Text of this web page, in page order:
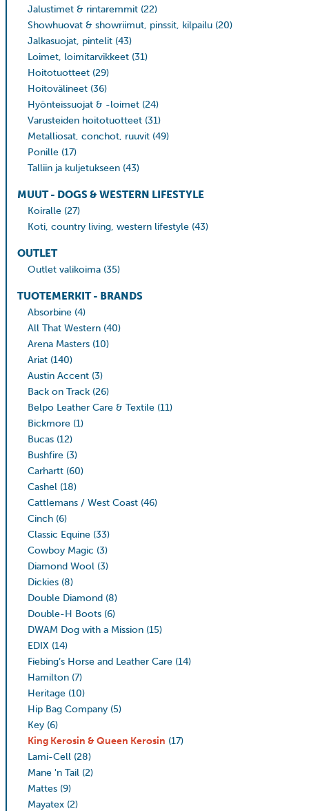
Jalustimet & rintaremmit (22)
Showhuovat & showriimut, pinssit, kilpailu (20)
Jalkasuojat, pintelit (43)
Loimet, loimitarvikkeet (31)
Hoitotuotteet (29)
Hoitovälineet (36)
Hyönteissuojat & -loimet (24)
Varusteiden hoitotuotteet (31)
Metalliosat, conchot, ruuvit (49)
Ponille (17)
Talliin ja kuljetukseen (43)
MUUT - DOGS & WESTERN LIFESTYLE
Koiralle (27)
Koti, country living, western lifestyle (43)
OUTLET
Outlet valikoima (35)
TUOTEMERKIT - BRANDS
Absorbine (4)
All That Western (40)
Arena Masters (10)
Ariat (140)
Austin Accent (3)
Back on Track (26)
Belpo Leather Care & Textile (11)
Bickmore (1)
Bucas (12)
Bushfire (3)
Carhartt (60)
Cashel (18)
Cattlemans / West Coast (46)
Cinch (6)
Classic Equine (33)
Cowboy Magic (3)
Diamond Wool (3)
Dickies (8)
Double Diamond (8)
Double-H Boots (6)
DWAM Dog with a Mission (15)
EDIX (14)
Fiebing’s Horse and Leather Care (14)
Hamilton (7)
Heritage (10)
Hip Bag Company (5)
Key (6)
King Kerosin & Queen Kerosin (17)
Lami-Cell (28)
Mane 'n Tail (2)
Mattes (9)
Mayatex (2)